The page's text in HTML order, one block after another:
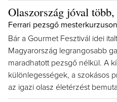
Olaszország jóval
Ferrari pezsgő
Bár a Gourmet Fesztivál idei
Magyarország legrangosabb
maradhatott pezsgő nélkül. A
különlegességek, a szokásos
az igazi olasz életérzést